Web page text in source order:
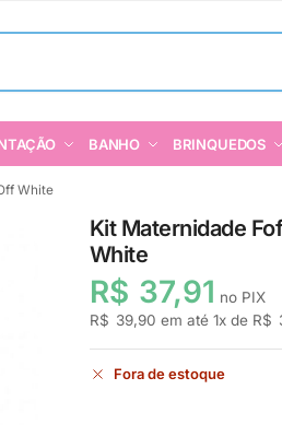
BANHO BRINQUEDOS
White
Kit Maternidade
White
R$ 37,91 no PIX
R$ 39,90 em até 1x de R$
Fora de estoque